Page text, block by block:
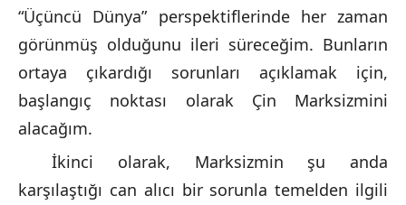
“Üçüncü Dünya” perspektiflerinde her zaman
görünmüş olduğunu ileri süreceğim. Bunların
ortaya çıkardığı sorunları açıklamak için,
başlangıç noktası olarak Çin Marksizmini
alacağım.
İkinci olarak, Marksizmin şu anda
karşılaştığı can alıcı bir sorunla temelden ilgili